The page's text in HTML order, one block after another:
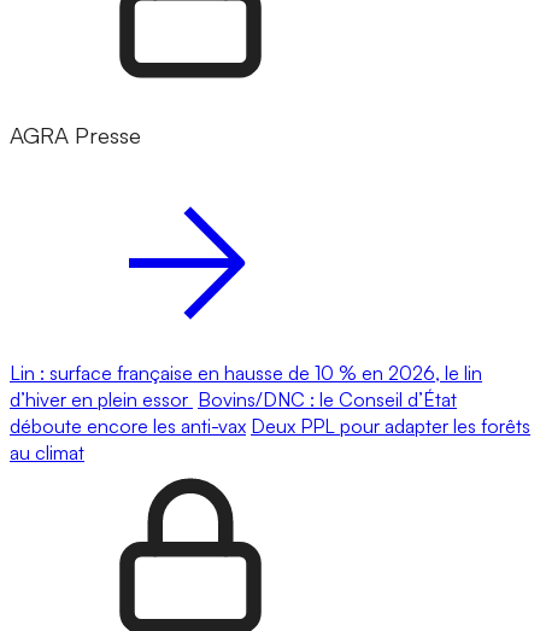
AGRA Presse
Lin : surface française en hausse de 10 % en 2026, le lin
d’hiver en plein essor Bovins/DNC : le Conseil d’État
déboute encore les anti-vax Deux PPL pour adapter les forêts
au climat